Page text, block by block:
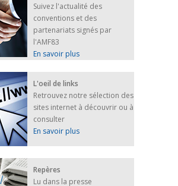
Suivez l'actualité des
conventions et des
partenariats signés par
l'AMF83
En savoir plus
L'oeil de links
Retrouvez notre sélection des
sites internet à découvrir ou à
consulter
En savoir plus
Repères
Lu dans la presse